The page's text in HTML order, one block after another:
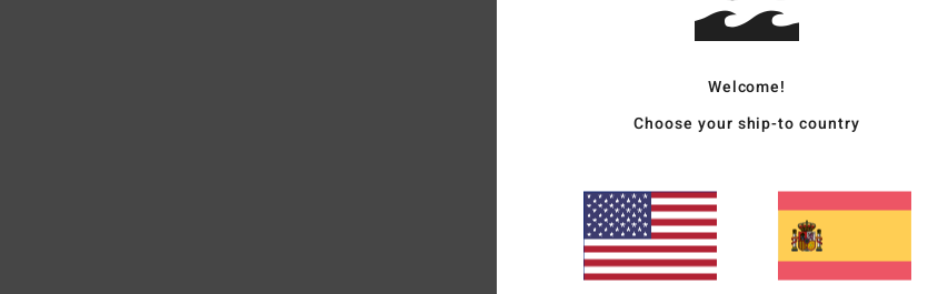
Welcome!
Choose your ship-to country